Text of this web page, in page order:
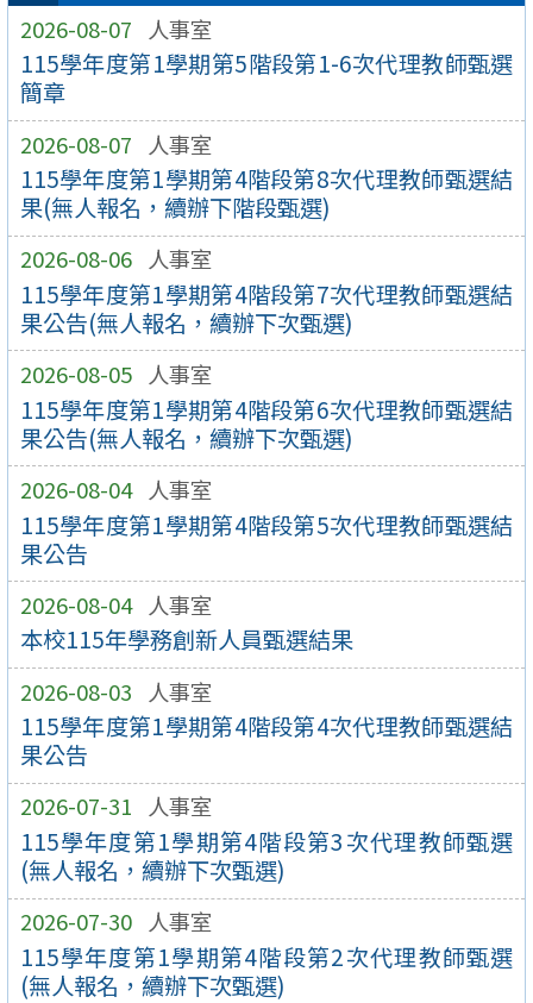
2026-08-07 人事室
115學年度第1學期第5階段第1-6次代理教師甄選
簡章
2026-08-07 人事室
115學年度第1學期第4階段第8次代理教師甄選結
果(無人報名，續辦下階段甄選)
2026-08-06 人事室
115學年度第1學期第4階段第7次代理教師甄選結
果公告(無人報名，續辦下次甄選)
2026-08-05 人事室
115學年度第1學期第4階段第6次代理教師甄選結
果公告(無人報名，續辦下次甄選)
2026-08-04 人事室
115學年度第1學期第4階段第5次代理教師甄選結
果公告
2026-08-04 人事室
本校115年學務創新人員甄選結果
2026-08-03 人事室
115學年度第1學期第4階段第4次代理教師甄選結
果公告
2026-07-31 人事室
115學年度第1學期第4階段第3次代理教師甄選
(無人報名，續辦下次甄選)
2026-07-30 人事室
115學年度第1學期第4階段第2次代理教師甄選
(無人報名，續辦下次甄選)